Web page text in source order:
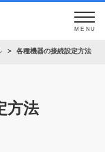
MENU
各種機器の接続設定方法
方法